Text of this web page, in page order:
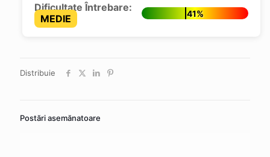
Dificultate Întrebare:
MEDIE
41%
Distribuie
Postări asemănatoare